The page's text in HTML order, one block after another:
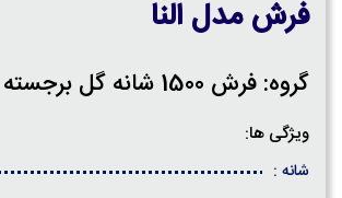
فرش مدل النا
گروه: فرش 1500 شانه گل برجسته
ویژگی ها:
شانه :